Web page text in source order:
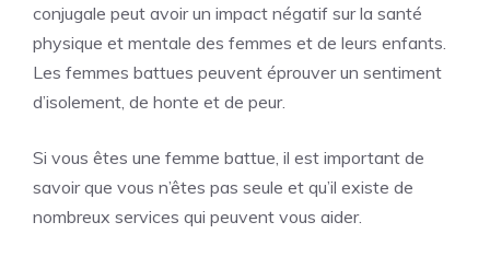
conjugale peut avoir un impact négatif sur la santé
physique et mentale des femmes et de leurs enfants.
Les femmes battues peuvent éprouver un sentiment
d’isolement, de honte et de peur.
Si vous êtes une femme battue, il est important de
savoir que vous n’êtes pas seule et qu’il existe de
nombreux services qui peuvent vous aider.